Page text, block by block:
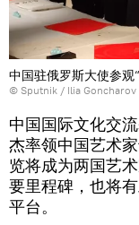
中国驻俄罗斯大使参观
© Sputnik / Ilia Goncharov
中国国际文化交
杰率领中国艺术
览将成为两国艺
要里程碑，也将
平台。